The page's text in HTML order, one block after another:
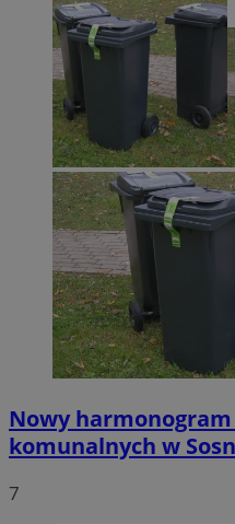
Nowy
komunalnych w
7